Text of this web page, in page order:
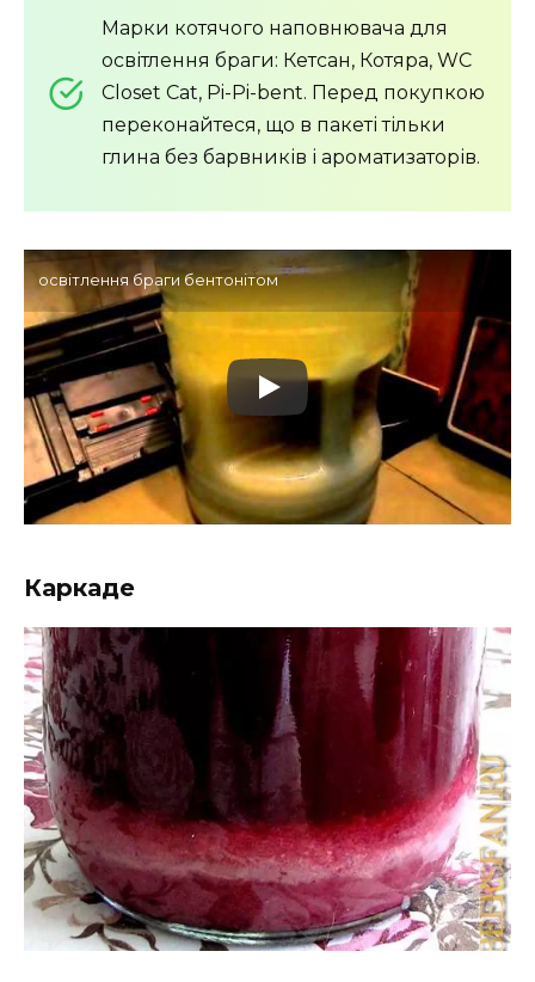
Марки котячого наповнювача для
освітлення браги: Кетсан, Котяра, WC
Closet Cat, Pi-Pi-bent. Перед покупкою
переконайтеся, що в пакеті тільки
глина без барвників і ароматизаторів.
освітлення браги бентонітом
Каркаде